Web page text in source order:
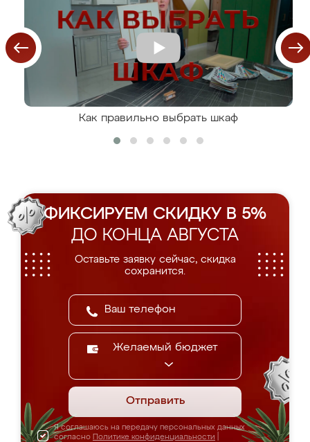
Как правильно выбрать шкаф
ФИКСИРУЕМ СКИДКУ В 5%
ДО КОНЦА АВГУСТА
Оставьте заявку сейчас, скидка
сохранится.
Желаемый бюджет
Отправить
Я соглашаюсь на передачу персональных данных
согласно Политике конфиденциальности